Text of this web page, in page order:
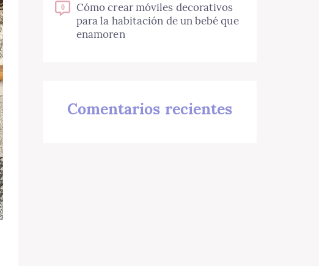
0
Cómo crear móviles decorativos
para la habitación de un bebé que
enamoren
Comentarios recientes